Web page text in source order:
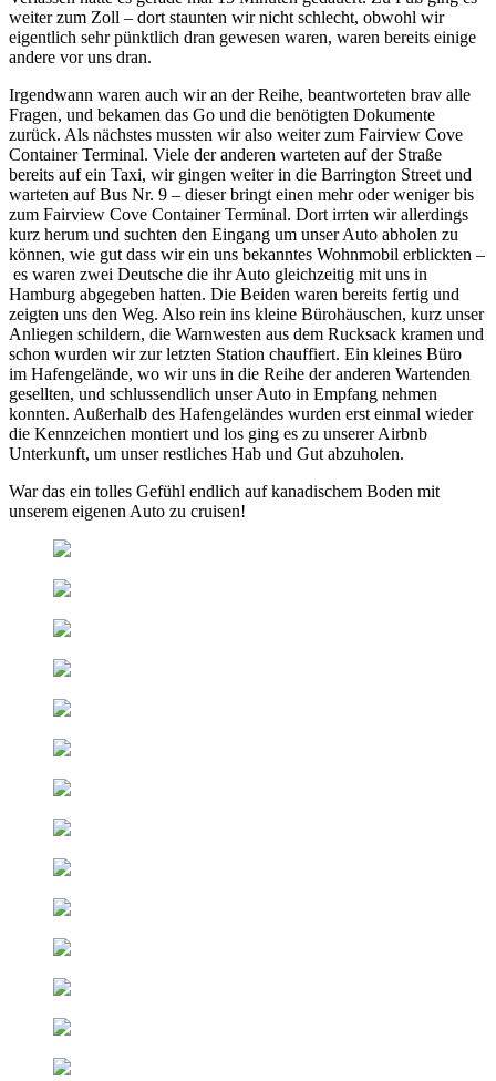
weiter zum Zoll – dort staunten wir nicht schlecht, obwohl wir
eigentlich sehr pünktlich dran gewesen waren, waren bereits einige
andere vor uns dran.
Irgendwann waren auch wir an der Reihe, beantworteten brav alle
Fragen, und bekamen das Go und die benötigten Dokumente
zurück. Als nächstes mussten wir also weiter zum Fairview Cove
Container Terminal. Viele der anderen warteten auf der Straße
bereits auf ein Taxi, wir gingen weiter in die Barrington Street und
warteten auf Bus Nr. 9 – dieser bringt einen mehr oder weniger bis
zum Fairview Cove Container Terminal. Dort irrten wir allerdings
kurz herum und suchten den Eingang um unser Auto abholen zu
können, wie gut dass wir ein uns bekanntes Wohnmobil erblickten –
es waren zwei Deutsche die ihr Auto gleichzeitig mit uns in
Hamburg abgegeben hatten. Die Beiden waren bereits fertig und
zeigten uns den Weg. Also rein ins kleine Bürohäuschen, kurz unser
Anliegen schildern, die Warnwesten aus dem Rucksack kramen und
schon wurden wir zur letzten Station chauffiert. Ein kleines Büro
im Hafengelände, wo wir uns in die Reihe der anderen Wartenden
gesellten, und schlussendlich unser Auto in Empfang nehmen
konnten. Außerhalb des Hafengeländes wurden erst einmal wieder
die Kennzeichen montiert und los ging es zu unserer Airbnb
Unterkunft, um unser restliches Hab und Gut abzuholen.
War das ein tolles Gefühl endlich auf kanadischem Boden mit
unserem eigenen Auto zu cruisen!